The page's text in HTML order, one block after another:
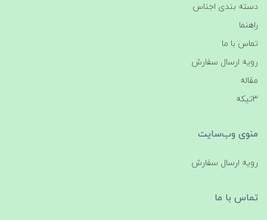
دسته بندی اجناس
راهنما
تماس با ما
رویه ارسال سفارش
مقاله
3تیکه
منوی وب‌سایت
رویه ارسال سفارش
تماس با ما